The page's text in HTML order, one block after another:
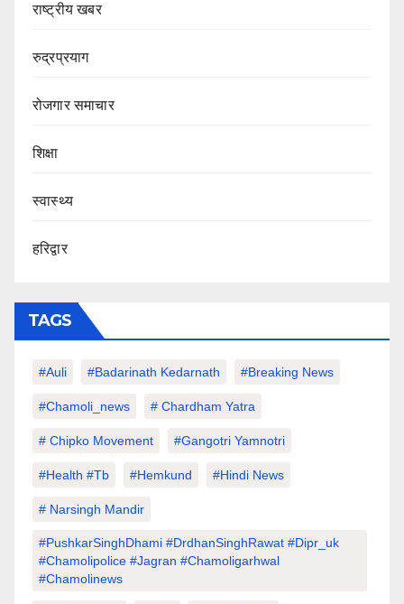
राष्ट्रीय खबर
रुद्रप्रयाग
रोजगार समाचार
शिक्षा
स्वास्थ्य
हरिद्वार
TAGS
#auli #Badarinath Kedarnath #Breaking News
#chamoli_news # Chardham Yatra
# Chipko Movement #Gangotri Yamnotri
#Health #tb #hemkund #hindi News
# Narsingh Mandir
#PushkarSinghDhami #drdhanSinghRawat #dipr_uk
#chamolipolice #Jagran #chamoligarhwal
#chamolinews